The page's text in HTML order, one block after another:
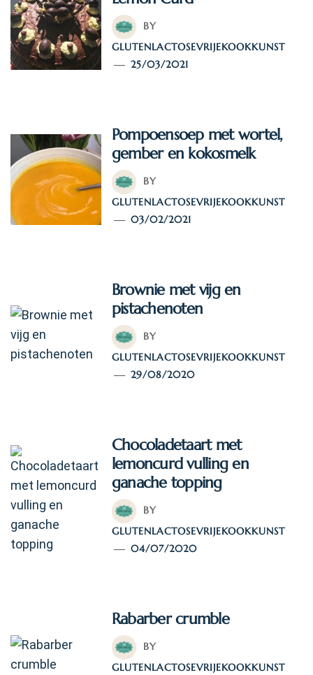
BY
GLUTENLACTOSEVRIJEKOOKKUNST
25/03/2021
Pompoensoep met wortel,
gember en kokosmelk
BY
GLUTENLACTOSEVRIJEKOOKKUNST
03/02/2021
Brownie met vijg en
pistachenoten
BY
GLUTENLACTOSEVRIJEKOOKKUNST
29/08/2020
Chocoladetaart met
lemoncurd vulling en
ganache topping
BY
GLUTENLACTOSEVRIJEKOOKKUNST
04/07/2020
Rabarber crumble
BY
GLUTENLACTOSEVRIJEKOOKKUNST